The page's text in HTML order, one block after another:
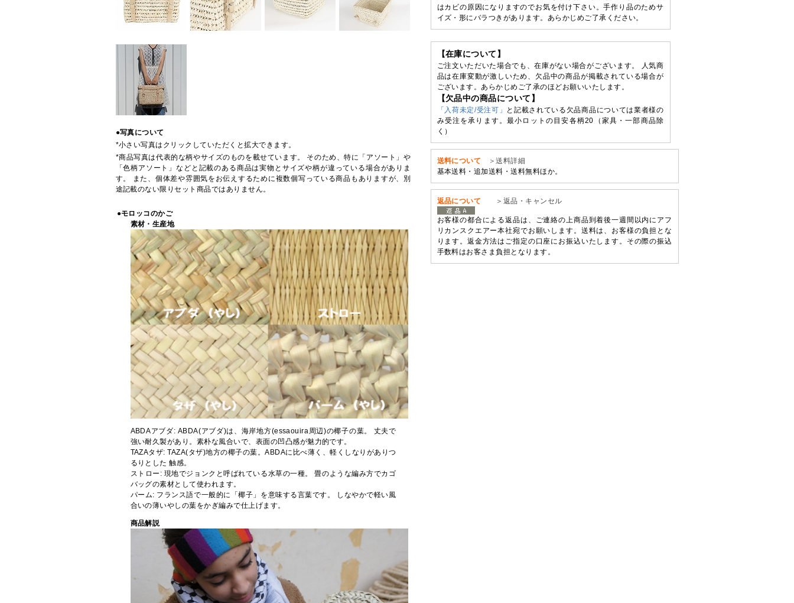
●写真について
*小さい写真はクリックしていただくと拡大できます。
*商品写真は代表的な柄やサイズのものを載せています。 そのため、特に「アソート」や
「色柄アソート」などと記載のある商品は実物とサイズや柄が違っている場合がありま
す。 また、個体差や雰囲気をお伝えするために複数個写っている商品もありますが、別
途記載のない限りセット商品ではありません。
●モロッコのかご
素材・生産地
ABDAアブダ: ABDA(アブダ)は、海岸地方(essaouira周辺)の椰子の葉。 丈夫で
強い耐久製があり。素朴な風合いで、表面の凹凸感が魅力的です。
TAZAタザ: TAZA(タザ)地方の椰子の葉。ABDAに比べ薄く、軽くしなりがありつ
るりとした 触感。
ストロー: 現地でジョンクと呼ばれている水草の一種。 畳のような編み方でカゴ
バッグの素材として使われます。
パーム: フランス語で一般的に「椰子」を意味する言葉です。 しなやかで軽い風
合いの薄いやしの葉をかぎ編みで仕上げます。
商品解説
はカビの原因になりますのでお気を付け下さい。手作り品のためサ
イズ・形にバラつきがあります。あらかじめご了承ください。
【在庫について】
ご注文いただいた場合でも、在庫がない場合がございます。 人気商
品は在庫変動が激しいため、欠品中の商品が掲載されている場合が
ございます。あらかじめご了承のほどお願いいたします。
【欠品中の商品について】
「入荷未定/受注可」
と記載されている欠品商品については業者様の
み受注を承ります。最小ロットの目安各柄20（家具・一部商品除
く）
送料について
＞送料詳細
基本送料・追加送料・送料無料ほか。
返品について ＞返品・キャンセル
お客様の都合による返品は、ご連絡の上商品到着後一週間以内にアフ
リカンスクエアー本社宛でお願いします。送料は、お客様の負担とな
ります。返金方法はご指定の口座にお振込いたします。その際の振込
手数料はお客さま負担となります。